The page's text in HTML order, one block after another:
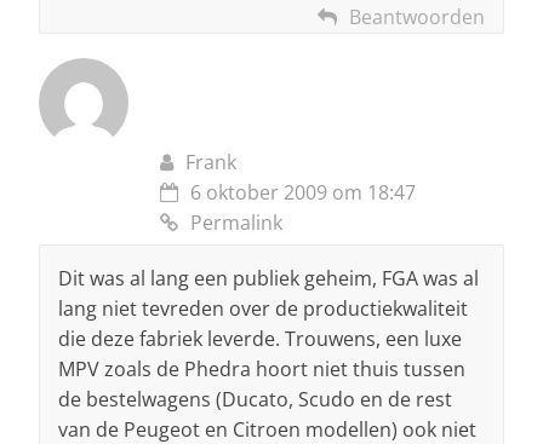
Beantwoorden
Frank
6 oktober 2009 om 18:47
Permalink
Dit was al lang een publiek geheim, FGA was al
lang niet tevreden over de productiekwaliteit
die deze fabriek leverde. Trouwens, een luxe
MPV zoals de Phedra hoort niet thuis tussen
de bestelwagens (Ducato, Scudo en de rest
van de Peugeot en Citroen modellen) ook niet